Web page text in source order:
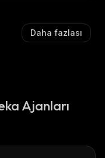
Daha fazlası
Ajanları